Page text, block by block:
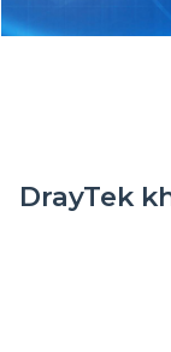
DrayTek